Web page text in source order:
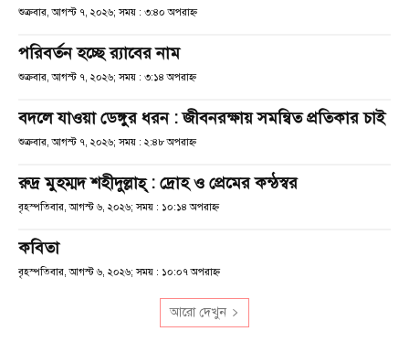
শুক্রবার, আগস্ট ৭, ২০২৬; সময় : ৩:৪০ অপরাহ্ণ
পরিবর্তন হচ্ছে র‌্যাবের নাম
শুক্রবার, আগস্ট ৭, ২০২৬; সময় : ৩:১৪ অপরাহ্ণ
বদলে যাওয়া ডেঙ্গুর ধরন : জীবনরক্ষায় সমন্বিত প্রতিকার চাই
শুক্রবার, আগস্ট ৭, ২০২৬; সময় : ২:৪৮ অপরাহ্ণ
রুদ্র মুহম্মদ শহীদুল্লাহ্ : দ্রোহ ও প্রেমের কন্ঠস্বর
বৃহস্পতিবার, আগস্ট ৬, ২০২৬; সময় : ১০:১৪ অপরাহ্ণ
কবিতা
বৃহস্পতিবার, আগস্ট ৬, ২০২৬; সময় : ১০:০৭ অপরাহ্ণ
আরো দেখুন